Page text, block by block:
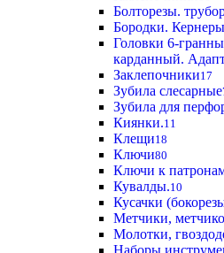
Болторезы.
Бородки.
Головки 6-
карданный.
Заклепочники17
Зубила слесарные
Зубила для
Киянки.11
Клещи18
Ключи80
Ключи к
Кувалды.10
Кусачки
Метчики,
Молотки,
Наборы